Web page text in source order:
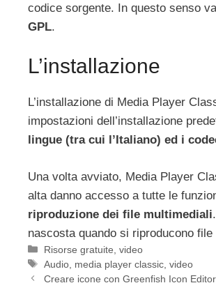
codice sorgente. In questo senso
GPL.
L’installazione
L’installazione di Media Player
impostazioni dell’installazione
lingue (tra cui l’Italiano) ed i
Una volta avviato, Media Player
alta danno accesso a tutte le
riproduzione dei file multimediali
nascosta quando si riproducono file
Categorie
Risorse gratuite ,video
Tag
Audio media player classic ,video
Creare icone con Greenfish Icon